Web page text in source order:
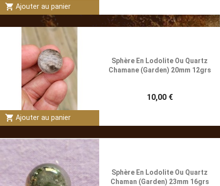
shopping_cart Ajouter au panier
shopping_cart Ajouter au panier
Sphère En Lodolite Ou Quartz
Chamane (Garden) 20mm 12grs
10,00 €
Sphère En Lodolite Ou Quartz
Chaman (Garden) 23mm 16grs